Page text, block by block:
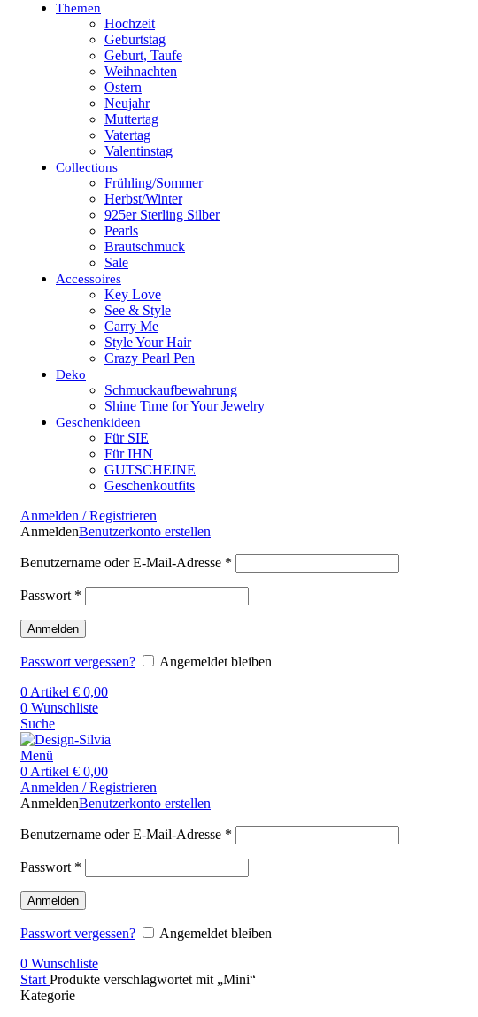
Themen
Hochzeit
Geburtstag
Geburt, Taufe
Weihnachten
Ostern
Neujahr
Muttertag
Vatertag
Valentinstag
Collections
Frühling/Sommer
Herbst/Winter
925er Sterling Silber
Pearls
Brautschmuck
Sale
Accessoires
Key Love
See & Style
Carry Me
Style Your Hair
Crazy Pearl Pen
Deko
Schmuckaufbewahrung
Shine Time for Your Jewelry
Geschenkideen
Für SIE
Für IHN
GUTSCHEINE
Geschenkoutfits
Anmelden / Registrieren
AnmeldenBenutzerkonto erstellen
Benutzername oder E-Mail-Adresse *
Passwort *
Anmelden
Passwort vergessen?
Angemeldet bleiben
0 Artikel € 0,00
0 Wunschliste
Suche
Menü
0 Artikel € 0,00
Anmelden / Registrieren
AnmeldenBenutzerkonto erstellen
Benutzername oder E-Mail-Adresse *
Passwort *
Anmelden
Passwort vergessen?
Angemeldet bleiben
0 Wunschliste
Start Produkte verschlagwortet mit „Mini“
Kategorie